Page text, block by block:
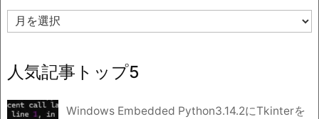
ア
ー
イ
ブ
人気記事トップ5
Windows Embedded Python3.14.2にTkinterを